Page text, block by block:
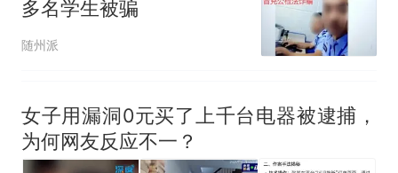
多名学生被骗
随州派
女子用漏洞0元买了上千台电器被逮捕，
为何网友反应不一？